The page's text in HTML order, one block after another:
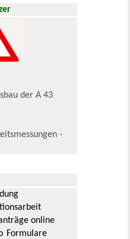
der A 43
-
online
Formulare